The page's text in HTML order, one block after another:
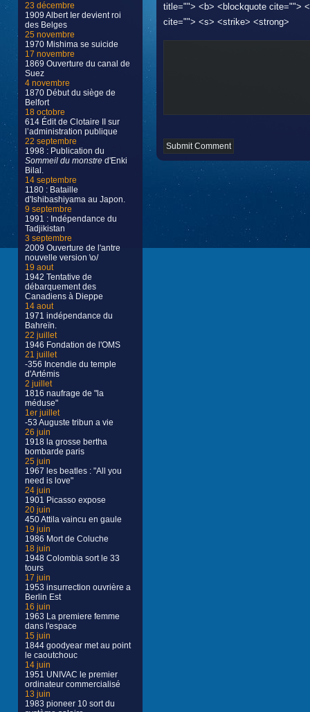
23 décembre
1909 Albert Ier devient roi
des Belges
25 novembre
1970 Mishima se suicide
17 novembre
1869 Ouverture du canal de
Suez
4 novembre
1870 Début du siège de
Belfort
18 octobre
614 Édit de Clotaire II sur
l’administration publique
22 septembre
1998 : Publication du
Sommeil du monstre d'Enki
Bilal.
14 septembre
1180 : Bataille
d'Ishibashiyama au Japon.
9 septembre
1991 : Indépendance du
Tadjikistan
3 septembre
2009 Ouverture de l'antre
nouvelle version \o/
19 aout
1942 Tentative de
débarquement des
Canadiens à Dieppe
14 aout
1971 indépendance du
Bahreïn.
22 juillet
1946 Fondation de l'OMS
21 juillet
-356 Incendie du temple
d'Artémis
2 juillet
1816 naufrage de "la
méduse"
1er juillet
-53 Auguste tribun a vie
26 juin
1918 la grosse bertha
bombarde paris
25 juin
1967 les beatles : "All you
need is love"
24 juin
1901 Picasso expose
20 juin
450 Attila vaincu en gaule
19 juin
1986 Mort de Coluche
18 juin
1948 Colombia sort le 33
tours
17 juin
1953 insurrection ouvrière a
Berlin Est
16 juin
1963 La premiere femme
dans l'espace
15 juin
1844 goodyear met au point
le caoutchouc
14 juin
1951 UNIVAC le premier
ordinateur commercialisé
13 juin
1983 pioneer 10 sort du
title=""> <b> <blockquote cite="">
cite=""> <s> <strike> <strong>